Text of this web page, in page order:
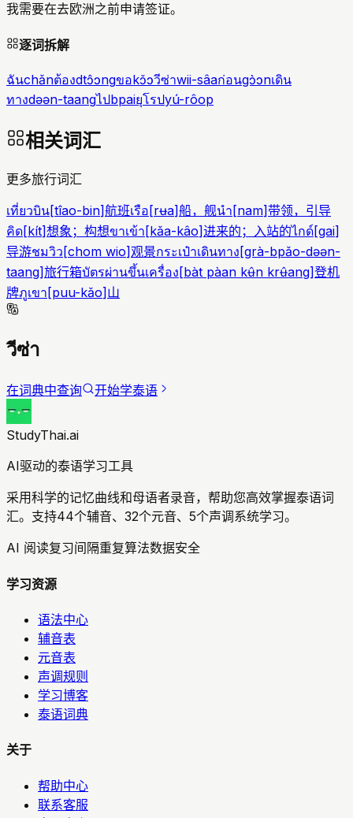
我需要在去欧洲之前申请签证。
逐词拆解
ฉันchǎnต้องdtɔ̂ɔngขอkɔ̌ɔวีซ่าwii-sâaก่อนgɔ̀ɔnเดิน
ทางdəən-taangไปbpaiยุโรปyú-rôop
相关词汇
更多旅行词汇
เที่ยวบิน[tîao-bin]航班เรือ[rʉa]船，舰นำ[nam]带领，引导
คิด[kít]想象；构想ขาเข้า[kǎa-kâo]进来的；入站的ไกด์[gai]
导游ชมวิว[chom wio]观景กระเป๋าเดินทาง[grà-bpǎo-dəən-
taang]旅行箱บัตรผ่านขึ้นเครื่อง[bàt pàan kʉ̂n krʉ̂ang]登机
牌ภูเขา[puu-kǎo]山
วีซ่า
在词典中查询 开始学泰语
StudyThai.ai
AI驱动的泰语学习工具
采用科学的记忆曲线和母语者录音，帮助您高效掌握泰语词
汇。支持44个辅音、32个元音、5个声调系统学习。
AI 阅读复习间隔重复算法数据安全
学习资源
语法中心
辅音表
元音表
声调规则
学习博客
泰语词典
关于
帮助中心
联系客服